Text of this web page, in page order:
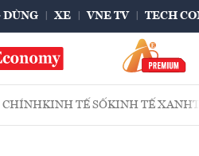
DÙNG XE VNE TV TECH
CHÍNHKINH TẾ SỐKINH TẾ XANH